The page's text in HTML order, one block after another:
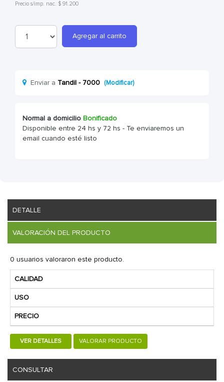
Precio s/imp. nac. $ 91.200
Agregar al carrito
Enviar a Tandil - 7000 (Modificar)
Normal a domicilio Bonificado
Disponible entre 24 hs y 72 hs - Te enviaremos un
email cuando esté listo
DETALLE
VALORACIÓN DEL PRODUCTO
0 usuarios valoraron este producto.
CALIDAD
USO
PRECIO
VER DETALLES VALORAR PRODUCTO
CONSULTAR